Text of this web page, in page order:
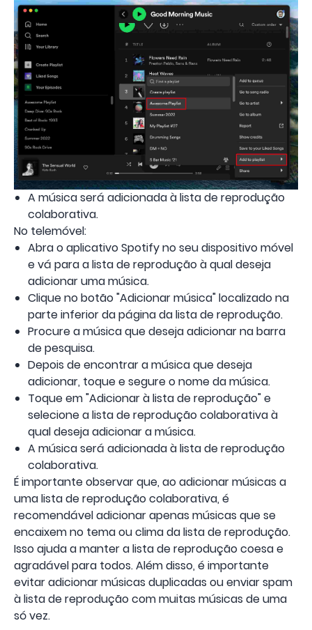
A música será adicionada à lista de reprodução
colaborativa.
No telemóvel:
Abra o aplicativo Spotify no seu dispositivo móvel
e vá para a lista de reprodução à qual deseja
adicionar uma música.
Clique no botão "Adicionar música" localizado na
parte inferior da página da lista de reprodução.
Procure a música que deseja adicionar na barra
de pesquisa.
Depois de encontrar a música que deseja
adicionar, toque e segure o nome da música.
Toque em "Adicionar à lista de reprodução" e
selecione a lista de reprodução colaborativa à
qual deseja adicionar a música.
A música será adicionada à lista de reprodução
colaborativa.
É importante observar que, ao adicionar músicas a
uma lista de reprodução colaborativa, é
recomendável adicionar apenas músicas que se
encaixem no tema ou clima da lista de reprodução.
Isso ajuda a manter a lista de reprodução coesa e
agradável para todos. Além disso, é importante
evitar adicionar músicas duplicadas ou enviar spam
à lista de reprodução com muitas músicas de uma
só vez.